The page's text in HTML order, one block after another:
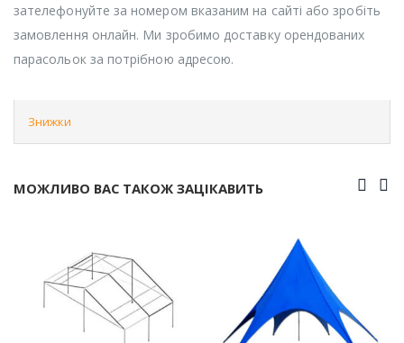
зателефонуйте за номером вказаним на сайті або зробіть
замовлення онлайн. Ми зробимо доставку орендованих
парасольок за потрібною адресою.
Знижки
МОЖЛИВО ВАС ТАКОЖ ЗАЦІКАВИТЬ